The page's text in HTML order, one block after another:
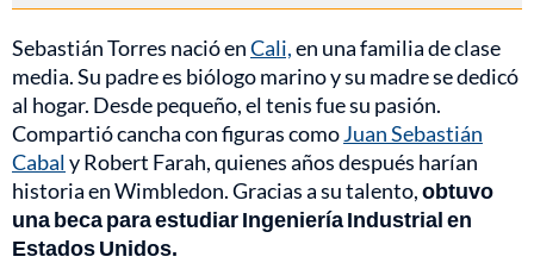
Sebastián Torres nació enCali,en una familia de clase
media. Su padre es biólogo marino y su madre se dedicó
al hogar. Desde pequeño, el tenis fue su pasión.
Compartió cancha con figuras comoJuan Sebastián
Cabaly Robert Farah, quienes años después harían
historia en Wimbledon. Gracias a su talento,obtuvo
una beca para estudiar Ingeniería Industrial en
Estados Unidos.